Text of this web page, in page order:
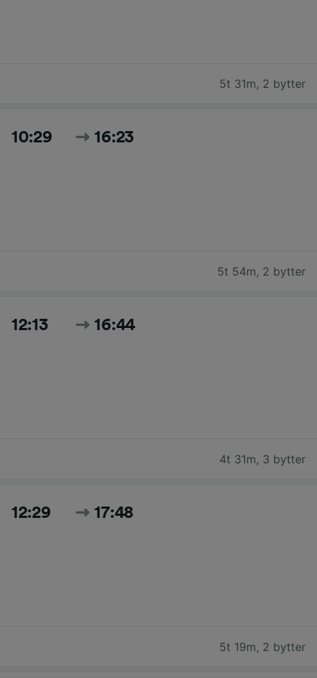
5t 31m, 2 bytter
10:29 16:23
5t 54m, 2 bytter
12:13 16:44
4t 31m, 3 bytter
12:29 17:48
5t 19m, 2 bytter